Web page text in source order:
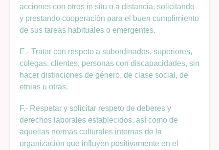
acciones con otros in situ o a distancia, solicitando
y prestando cooperación para el buen cumplimiento
de sus tareas habituales o emergentes.
E.- Tratar con respeto a subordinados, superiores,
colegas, clientes, personas con discapacidades, sin
hacer distinciones de género, de clase social, de
etnias u otras.
F.- Respetar y solicitar respeto de deberes y
derechos laborales establecidos, así como de
aquellas normas culturales internas de la
organización que influyen positivamente en el